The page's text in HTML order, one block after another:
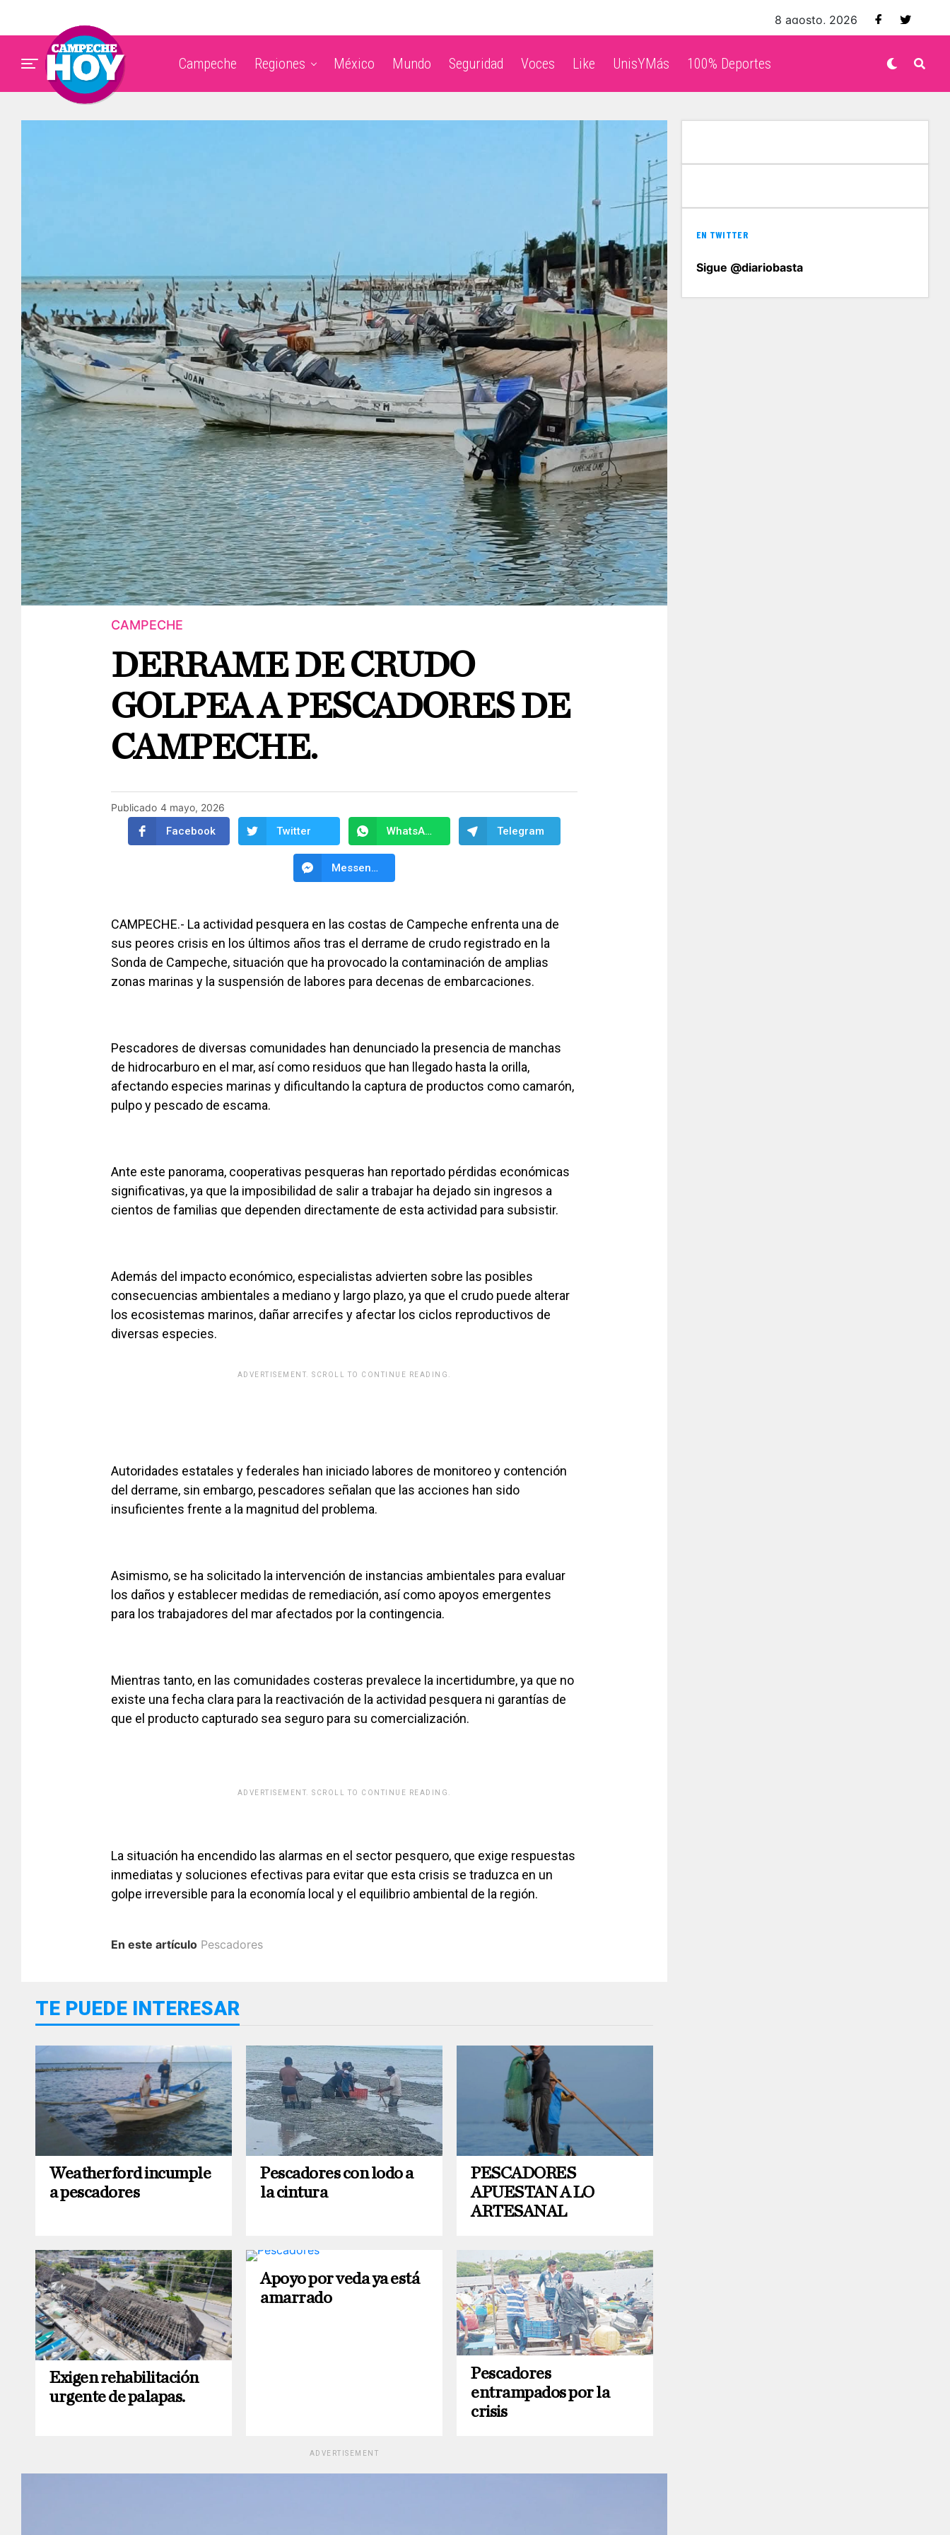
8 agosto, 2026
Campeche Regiones México Mundo Seguridad Voces Like UnisYMás 100% Deportes
CAMPECHE
DERRAME DE CRUDO
GOLPEA A PESCADORES DE
CAMPECHE.
Publicado 4 mayo, 2026
Facebook Twitter WhatsApp Telegram
Messenger
CAMPECHE.- La actividad pesquera en las costas de Campeche enfrenta una de
sus peores crisis en los últimos años tras el derrame de crudo registrado en la
Sonda de Campeche, situación que ha provocado la contaminación de amplias
zonas marinas y la suspensión de labores para decenas de embarcaciones.
Pescadores de diversas comunidades han denunciado la presencia de manchas
de hidrocarburo en el mar, así como residuos que han llegado hasta la orilla,
afectando especies marinas y dificultando la captura de productos como camarón,
pulpo y pescado de escama.
Ante este panorama, cooperativas pesqueras han reportado pérdidas económicas
significativas, ya que la imposibilidad de salir a trabajar ha dejado sin ingresos a
cientos de familias que dependen directamente de esta actividad para subsistir.
Además del impacto económico, especialistas advierten sobre las posibles
consecuencias ambientales a mediano y largo plazo, ya que el crudo puede alterar
los ecosistemas marinos, dañar arrecifes y afectar los ciclos reproductivos de
diversas especies.
ADVERTISEMENT. SCROLL TO CONTINUE READING.
Autoridades estatales y federales han iniciado labores de monitoreo y contención
del derrame, sin embargo, pescadores señalan que las acciones han sido
insuficientes frente a la magnitud del problema.
Asimismo, se ha solicitado la intervención de instancias ambientales para evaluar
los daños y establecer medidas de remediación, así como apoyos emergentes
para los trabajadores del mar afectados por la contingencia.
Mientras tanto, en las comunidades costeras prevalece la incertidumbre, ya que no
existe una fecha clara para la reactivación de la actividad pesquera ni garantías de
que el producto capturado sea seguro para su comercialización.
ADVERTISEMENT. SCROLL TO CONTINUE READING.
La situación ha encendido las alarmas en el sector pesquero, que exige respuestas
inmediatas y soluciones efectivas para evitar que esta crisis se traduzca en un
golpe irreversible para la economía local y el equilibrio ambiental de la región.
En este artículo Pescadores
TE PUEDE INTERESAR
Weatherford incumple
a pescadores
Pescadores con lodo a
la cintura
PESCADORES
APUESTAN A LO
ARTESANAL
Exigen rehabilitación
urgente de palapas.
Apoyo por veda ya está
amarrado
Pescadores
entrampados por la
crisis
ADVERTISEMENT
EN TWITTER
Sigue @diariobasta